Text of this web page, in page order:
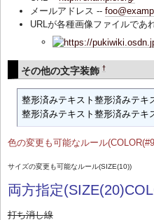
メールアドレス --
URLが各種画像ファイルであ
その他の文字装飾 †
整形済みテキスト整形済みテキ
整形済みテキスト整形済みテキ
色の変更も可能なルール
サイズの変更も可能なルール(SIZE(10))
両方指定
打ち消し線